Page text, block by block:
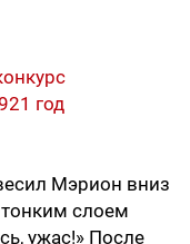
год
Мэрион вниз
слоем
ужас!» После